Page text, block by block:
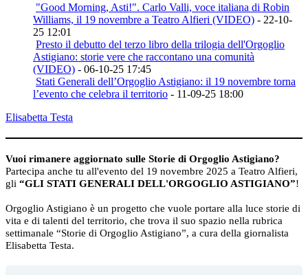
"Good Morning, Asti!". Carlo Valli, voce italiana di Robin
Williams, il 19 novembre a Teatro Alfieri (VIDEO) - 22-10-
25 12:01
Presto il debutto del terzo libro della trilogia dell'Orgoglio
Astigiano: storie vere che raccontano una comunità
(VIDEO) - 06-10-25 17:45
Stati Generali dell’Orgoglio Astigiano: il 19 novembre torna
l’evento che celebra il territorio - 11-09-25 18:00
Elisabetta Testa
Vuoi rimanere aggiornato sulle Storie di Orgoglio Astigiano?
Partecipa anche tu all'evento del 19 novembre 2025 a Teatro Alfieri,
gli “GLI STATI GENERALI DELL'ORGOGLIO ASTIGIANO”!
Orgoglio Astigiano è un progetto che vuole portare alla luce storie di
vita e di talenti del territorio, che trova il suo spazio nella rubrica
settimanale “Storie di Orgoglio Astigiano”, a cura della giornalista
Elisabetta Testa.